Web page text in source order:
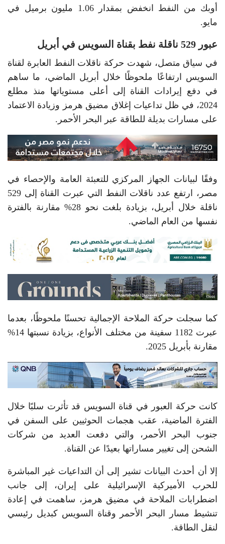
أوبك من النفط انخفض بمقدار 1.06 مليون برميل في
مايو.
عبور 529 ناقلة نفط بقناة السويس في أبريل
في سياق متصل، شهدت حركة ناقلات النفط العابرة لقناة
السويس ارتفاعًا ملحوظًا خلال أبريل الماضي، ما ساهم
في دفع إيرادات القناة إلى أعلى مستوياتها منذ مطلع
2024، في ظل تداعيات إغلاق مضيق هرمز وزيادة الاعتماد
على مسارات بديلة للطاقة عبر البحر الأحمر.
وفقًا لبيانات الجهاز المركزي للتعبئة العامة والإحصاء في
مصر، ارتفع عدد ناقلات النفط التي عبرت القناة إلى 529
ناقلة خلال أبريل، بزيادة بلغت نحو 28% مقارنة بالفترة
نفسها من العام الماضي.
كما سجلت حركة الملاحة الإجمالية تحسنًا ملحوظًا، بعدما
عبرت 1182 سفينة من مختلف الأنواع، بزيادة نسبتها 14%
مقارنة بأبريل 2025.
كانت حركة العبور في قناة السويس قد تأثرت سلبًا خلال
الفترة الماضية، عقب هجمات الحوثيين على السفن في
جنوب البحر الأحمر، والتي دفعت العديد من شركات
الشحن إلى تغيير مساراتها بعيدًا عن القناة.
إلا أن أحدث البيانات تشير إلى أن التداعيات غير المباشرة
للحرب الأميركية الإسرائيلية على إيران، إلى جانب
اضطرابات الملاحة في مضيق هرمز، ساهمت في إعادة
تنشيط مسار البحر الأحمر وقناة السويس كبديل رئيسي
لنقل الطاقة.